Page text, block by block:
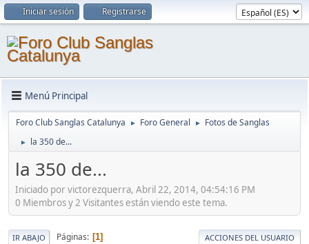
Iniciar sesión Registrarse
Menú Principal
Foro Club Sanglas Catalunya ► Foro General ► Fotos de Sanglas
► la 350 de...
la 350 de...
Iniciado por victorezquerra, Abril 22, 2014, 04:54:16 PM
0 Miembros y 2 Visitantes están viendo este tema.
IR ABAJO Páginas 1 ACCIONES DEL USUARIO